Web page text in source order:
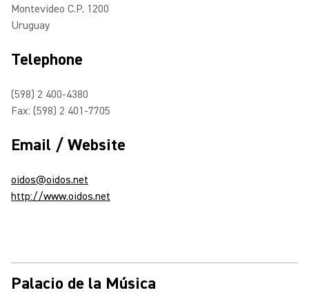
Montevideo C.P. 1200
Uruguay
Telephone
(598) 2 400-4380
Fax: (598) 2 401-7705
Email / Website
oidos@oidos.net
http://www.oidos.net
Palacio de la Música